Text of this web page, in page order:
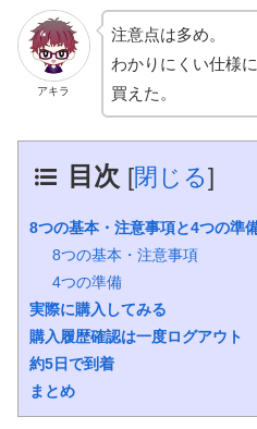
アキラ
注意点は多め。
わかりにくい仕様
買えた。
目次 [閉じる]
8つの基本・注意事項と4つの準
8つの基本・注意事項
4つの準備
実際に購入してみる
購入履歴確認は一度ログアウト
約5日で到着
まとめ